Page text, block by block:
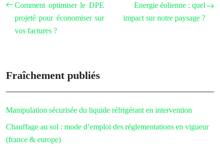
Comment optimiser le DPE
projeté pour économiser sur
vos factures ?
Energie éolienne : quel
impact sur notre paysage ?
Fraîchement publiés
Manipulation sécurisée du liquide réfrigérant en intervention
Chauffage au sol : mode d’emploi des réglementations en vigueur
(france & europe)